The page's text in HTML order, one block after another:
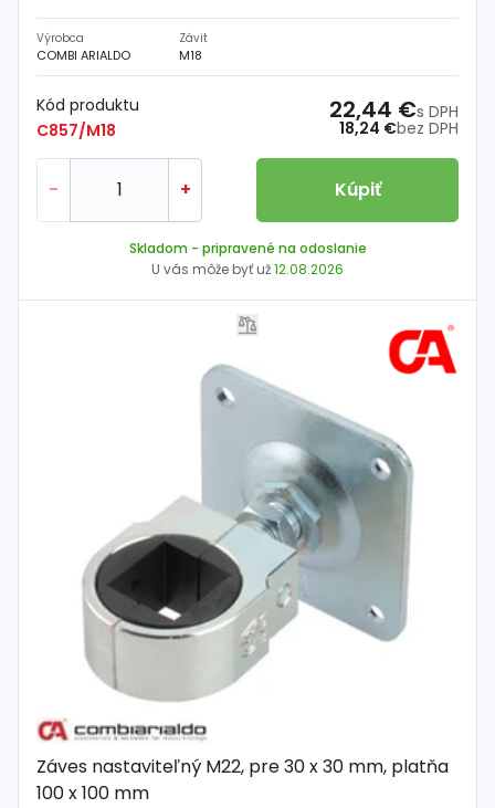
Výrobca
COMBI ARIALDO
Závit
M18
Kód produktu
C857/M18
18,24 €bez DPH
22,44 €s DPH
- + Kúpiť
Skladom - pripravené na odoslanie
U vás môže byť už12.08.2026
Záves nastaviteľný M22, pre 30 x 30 mm, platňa
100 x 100 mm